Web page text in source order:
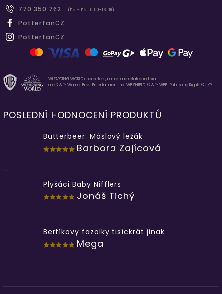
770 350 762
(Po - Pá 10.00-16.00)
PotterfanCZ
PotterfanCZ
WIZARDING WORLD characters, names and related indicia
are © & ™ Warner Bros. Entertainment Inc. WB SHIELD: © & ™ WBEI. Publishing Rights © JKR.
POSLEDNÍ HODNOCENÍ PRODUKTŮ
Butterbeer: Máslový ležák
Barbora Zajícová
...
Plyšáci Baby Nifflers
Jonáš Tichý
...
Bertíkovy fazolky tisíckrát jinak
Mega
...